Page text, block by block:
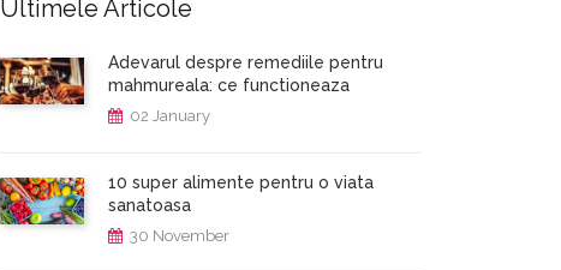
Ultimele Articole
Adevarul despre remediile pentru
mahmureala: ce functioneaza
02 January
10 super alimente pentru o viata
sanatoasa
30 November